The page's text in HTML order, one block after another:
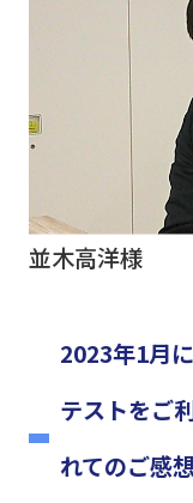
並木高洋様
2023年1月
テストをご
れてのご感